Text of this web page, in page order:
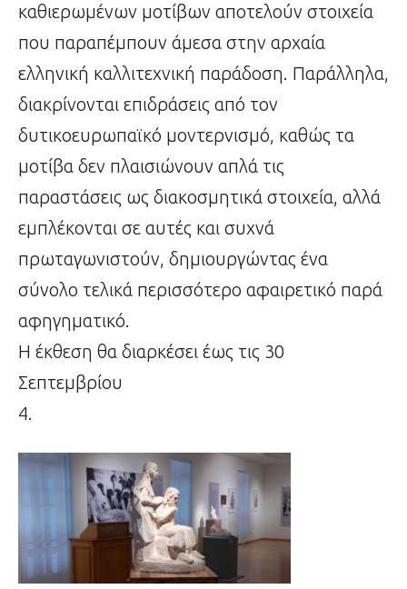
καθιερωμένων μοτίβων αποτελούν στοιχεία
που παραπέμπουν άμεσα στην αρχαία
ελληνική καλλιτεχνική παράδοση. Παράλληλα,
διακρίνονται επιδράσεις από τον
δυτικοευρωπαϊκό μοντερνισμό, καθώς τα
μοτίβα δεν πλαισιώνουν απλά τις
παραστάσεις ως διακοσμητικά στοιχεία, αλλά
εμπλέκονται σε αυτές και συχνά
πρωταγωνιστούν, δημιουργώντας ένα
σύνολο τελικά περισσότερο αφαιρετικό παρά
αφηγηματικό.
Η έκθεση θα διαρκέσει έως τις 30
Σεπτεμβρίου
4.